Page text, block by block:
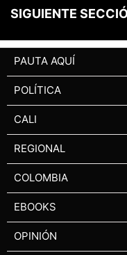
SIGUIENTE
PAUTA AQUÍ
POLÍTICA
CALI
REGIONAL
COLOMBIA
EBOOKS
OPINIÓN